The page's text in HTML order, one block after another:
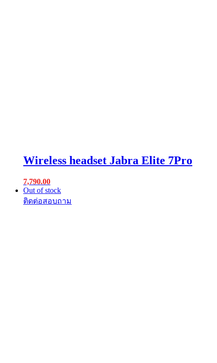
Wireless headset Jabra Elite 7Pro
7,790.00
Out of stock